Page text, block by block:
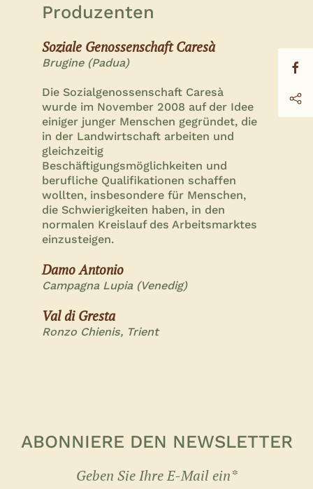
Produzenten
Soziale Genossenschaft Caresà
Brugine (Padua)
Die Sozialgenossenschaft Caresà
wurde im November 2008 auf der Idee
einiger junger Menschen gegründet, die
in der Landwirtschaft arbeiten und
gleichzeitig
Beschäftigungsmöglichkeiten und
berufliche Qualifikationen schaffen
wollten, insbesondere für Menschen,
die Schwierigkeiten haben, in den
normalen Kreislauf des Arbeitsmarktes
einzusteigen.
Damo Antonio
Campagna Lupia (Venedig)
Val di Gresta
Ronzo Chienis, Trient
ABONNIERE DEN NEWSLETTER